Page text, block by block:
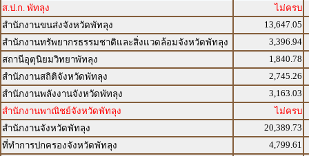
ส.ป.ก. พัทลุง
ไม่ครบ
สำนักงานขนส่งจังหวัดพัทลุง
13,647.05
สำนักงานทรัพยากรธรรมชาติและสิ่งแวดล้อมจังหวัดพัทลุง
3,396.94
สถานีอุตุนิยมวิทยาพัทลุง
1,840.78
สำนักงานสถิติจังหวัดพัทลุง
2,745.26
สำนักงานพลังงานจังหวัดพัทลุง
3,163.03
สำนักงานพาณิชย์จังหวัดพัทลุง
ไม่ครบ
สำนักงานจังหวัดพัทลุง
20,389.73
ที่ทำการปกครองจังหวัดพัทลุง
4,799.61